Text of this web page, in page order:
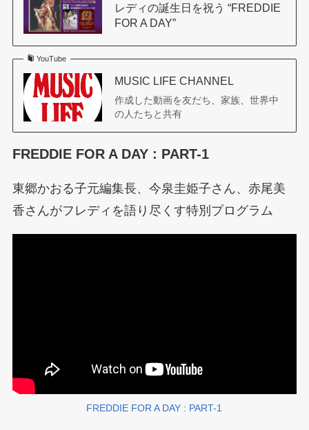
レディの誕生日を祝う “FREDDIE
FOR A DAY”
YouTube
MUSIC LIFE CHANNEL
作成した動画を友だち、家族、世界中
の人たちと共有
FREDDIE FOR A DAY : PART-1
東郷かおる子元編集長、今泉圭姫子さん、赤尾美
香さんがフレディを語り尽くす特別プログラム
FREDDIE FOR A DAY : PART-1